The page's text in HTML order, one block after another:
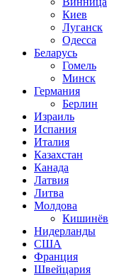
Киев
Луганск
Одесса
Беларусь
Гомель
Минск
Германия
Берлин
Израиль
Испания
Италия
Казахстан
Канада
Латвия
Литва
Молдова
Кишинёв
Нидерланды
США
Франция
Швейцария